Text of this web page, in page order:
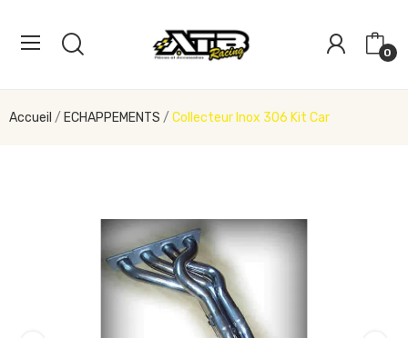
0
Accueil ECHAPPEMENTS Collecteur Inox 306 Kit Car